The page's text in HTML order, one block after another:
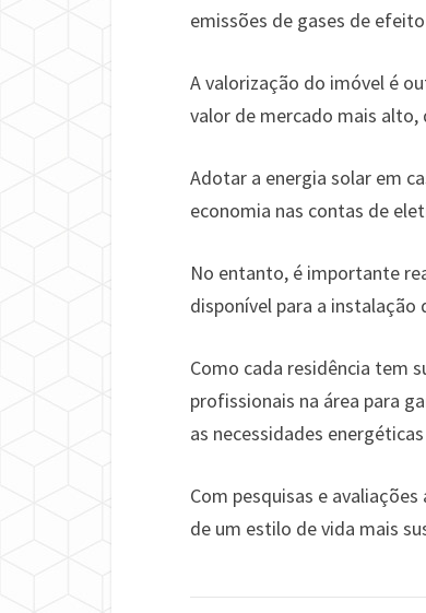
emissões de gases de
A valorização do imóvel é
valor de mercado mais alto,
Adotar a energia solar em
economia nas contas de
No entanto, é importante
disponível para a instalação
Como cada residência tem
profissionais na área para
as necessidades
Com pesquisas e
de um estilo de vida mais